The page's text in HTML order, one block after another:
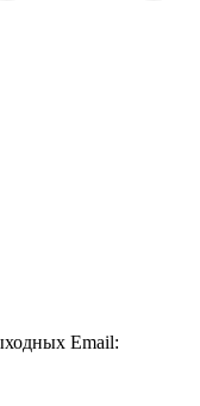
Email: